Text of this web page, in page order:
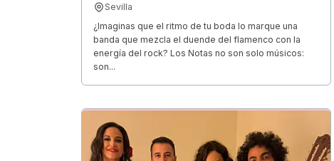
Sevilla
¿Imaginas que el ritmo de tu boda lo marque una
banda que mezcla el duende del flamenco con la
energía del rock? Los Notas no son solo músicos:
son...